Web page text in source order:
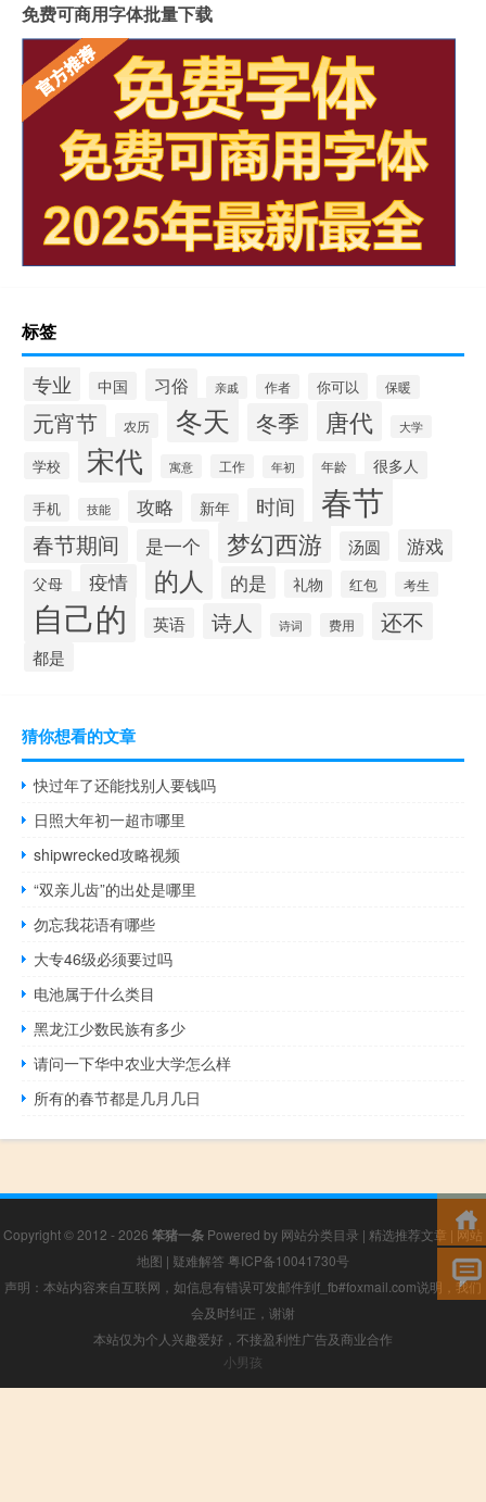
免费可商用字体批量下载
标签
专业 中国 习俗 亲戚 作者 你可以 保暖
元宵节 农历 冬天 冬季 唐代 大学
学校 宋代 寓意 工作 年初 年龄 很多人
手机 技能 攻略 新年 时间 春节
春节期间 是一个 梦幻西游 汤圆 游戏
父母 疫情 的人 的是 礼物 红包 考生
自己的 英语 诗人 诗词 费用 还不
都是
猜你想看的文章
快过年了还能找别人要钱吗
日照大年初一超市哪里
shipwrecked攻略视频
“双亲儿齿”的出处是哪里
勿忘我花语有哪些
大专46级必须要过吗
电池属于什么类目
黑龙江少数民族有多少
请问一下华中农业大学怎么样
所有的春节都是几月几日
Copyright © 2012 - 2026 笨猪一条 Powered by 网站分类目录 | 精选推荐文章 | 网站
地图 | 疑难解答 粤ICP备10041730号
声明：本站内容来自互联网，如信息有错误可发邮件到f_fb#foxmail.com说明，我们
会及时纠正，谢谢
本站仅为个人兴趣爱好，不接盈利性广告及商业合作
小男孩